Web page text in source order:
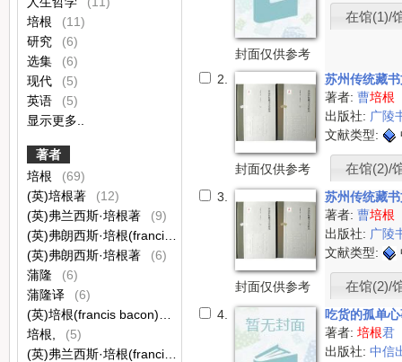
培根
(11)
研究
(6)
选集
(6)
现代
(5)
英语
(5)
显示更多..
著者
培根
(69)
(英)培根著
(12)
(英)弗兰西斯·培根著
(9)
(英)弗朗西斯·培根(francis bacon)著
(英)弗朗西斯·培根著
(6)
蒲隆
(6)
蒲隆译
(6)
培根,
(5)
(英)弗兰西斯·培根(francis bacon)著
(4)
封面仅供参考
在馆(1)/
2.
封面仅供参考
苏州传统藏
著者:曹培根
出版社: 广陵
文献类型:
在馆(2)/
3.
封面仅供参考
苏州传统藏
著者:曹培根
出版社: 广陵
文献类型:
在馆(2)/
4.
吃货的孤单
著者:培根君
出版社:中信